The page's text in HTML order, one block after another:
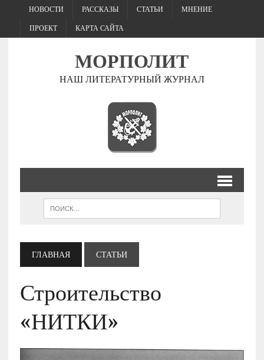
НОВОСТИ РАССКАЗЫ СТАТЬИ МНЕНИЕ
ПРОЕКТ КАРТА САЙТА
МОРПОЛИТ
НАШ ЛИТЕРАТУРНЫЙ ЖУРНАЛ
ГЛАВНАЯ СТАТЬИ
Строительство
«НИТКИ»